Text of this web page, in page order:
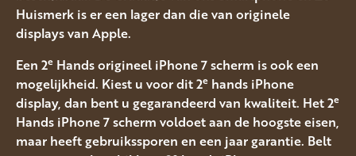
Huismerk is er een lager dan die van originele
displays van Apple.
Een 2e Hands origineel iPhone 7 scherm is ook een
mogelijkheid. Kiest u voor dit 2e hands iPhone
display, dan bent u gegarandeerd van kwaliteit. Het 2e
Hands iPhone 7 scherm voldoet aan de hoogste eisen,
maar heeft gebruikssporen en een jaar garantie. Belt